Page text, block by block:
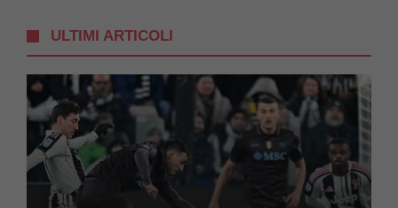
ULTIMI ARTICOLI